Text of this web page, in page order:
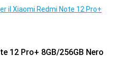
il Xiaomi Redmi Note 12 Pro+
12 Pro+ 8GB/256GB Nero